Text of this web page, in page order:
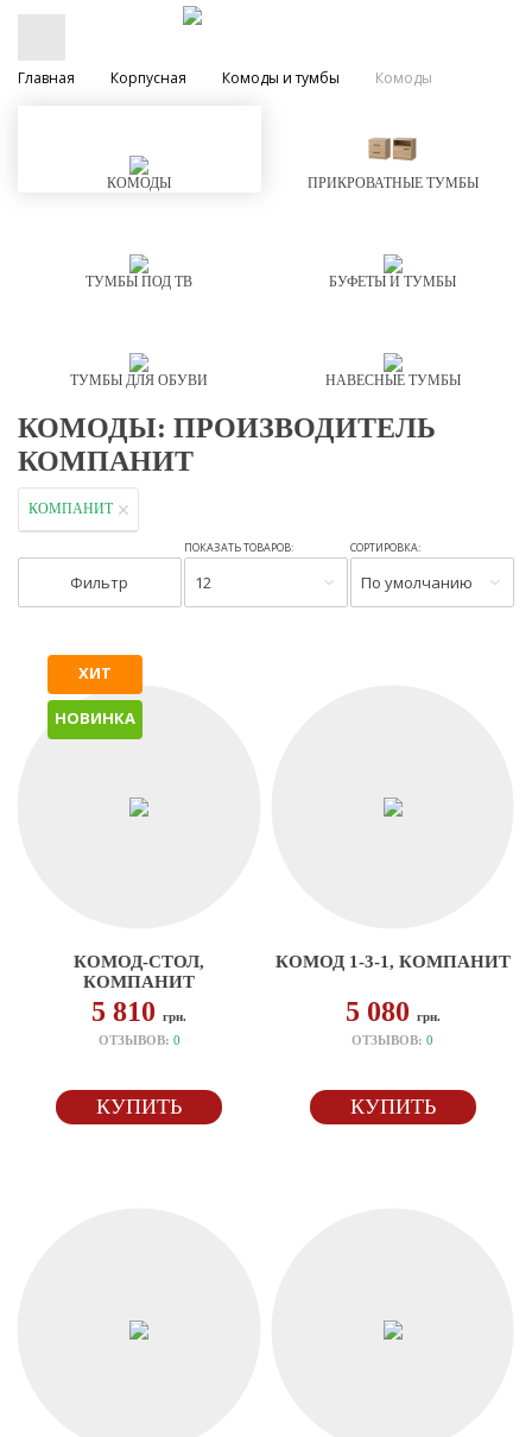
Главная Корпусная Комоды и тумбы Комоды
КОМОДЫ ПРИКРОВАТНЫЕ ТУМБЫ
ТУМБЫ ПОД ТВ БУФЕТЫ И ТУМБЫ
ТУМБЫ ДЛЯ ОБУВИ НАВЕСНЫЕ ТУМБЫ
КОМОДЫ: ПРОИЗВОДИТЕЛЬ
КОМПАНИТ
КОМПАНИТ
Фильтр
ПОКАЗАТЬ ТОВАРОВ:
12
СОРТИРОВКА:
По умолчанию
ХИТ
НОВИНКА
КОМОД-СТОЛ,
КОМПАНИТ
5 810грн.
ОТЗЫВОВ: 0
КУПИТЬ
КОМОД 1-3-1, КОМПАНИТ
5 080 грн.
ОТЗЫВОВ:0
КУПИТЬ